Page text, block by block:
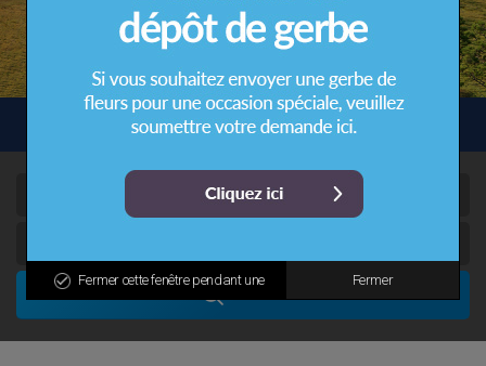
Fermer cette fenêtre pendant une
journée
Fermer
Rechercher une tombe